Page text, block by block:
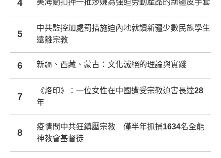
4 美海關扣押一批涉嫌為強迫勞動產品的新疆皮手套
5
中共監控加處罰措施迫內地就讀新疆少數民族學生
遠離宗教
6 新疆、西藏、蒙古：文化滅絕的理論與實踐
7
《烙印》：一位女性在中國遭受宗教迫害長達28
年
8
疫情間中共狂鎮壓宗教 僅半年抓捕1634名全能
神教會基督徒